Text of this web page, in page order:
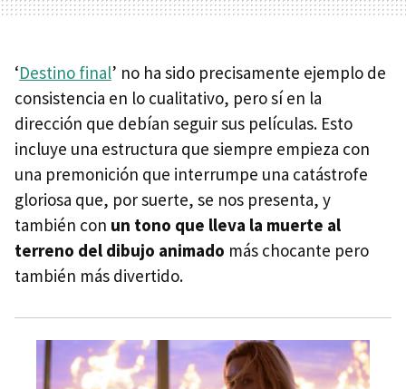
‘Destino final’ no ha sido precisamente ejemplo de
consistencia en lo cualitativo, pero sí en la
dirección que debían seguir sus películas. Esto
incluye una estructura que siempre empieza con
una premonición que interrumpe una catástrofe
gloriosa que, por suerte, se nos presenta, y
también con un tono que lleva la muerte al
terreno del dibujo animado más chocante pero
también más divertido.